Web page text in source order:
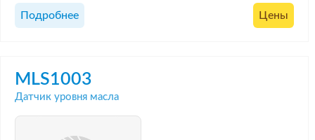
Подробнее Цены
MLS1003
Датчик уровня масла